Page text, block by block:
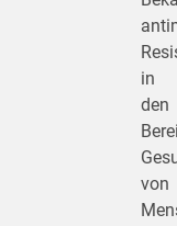
in
den
von